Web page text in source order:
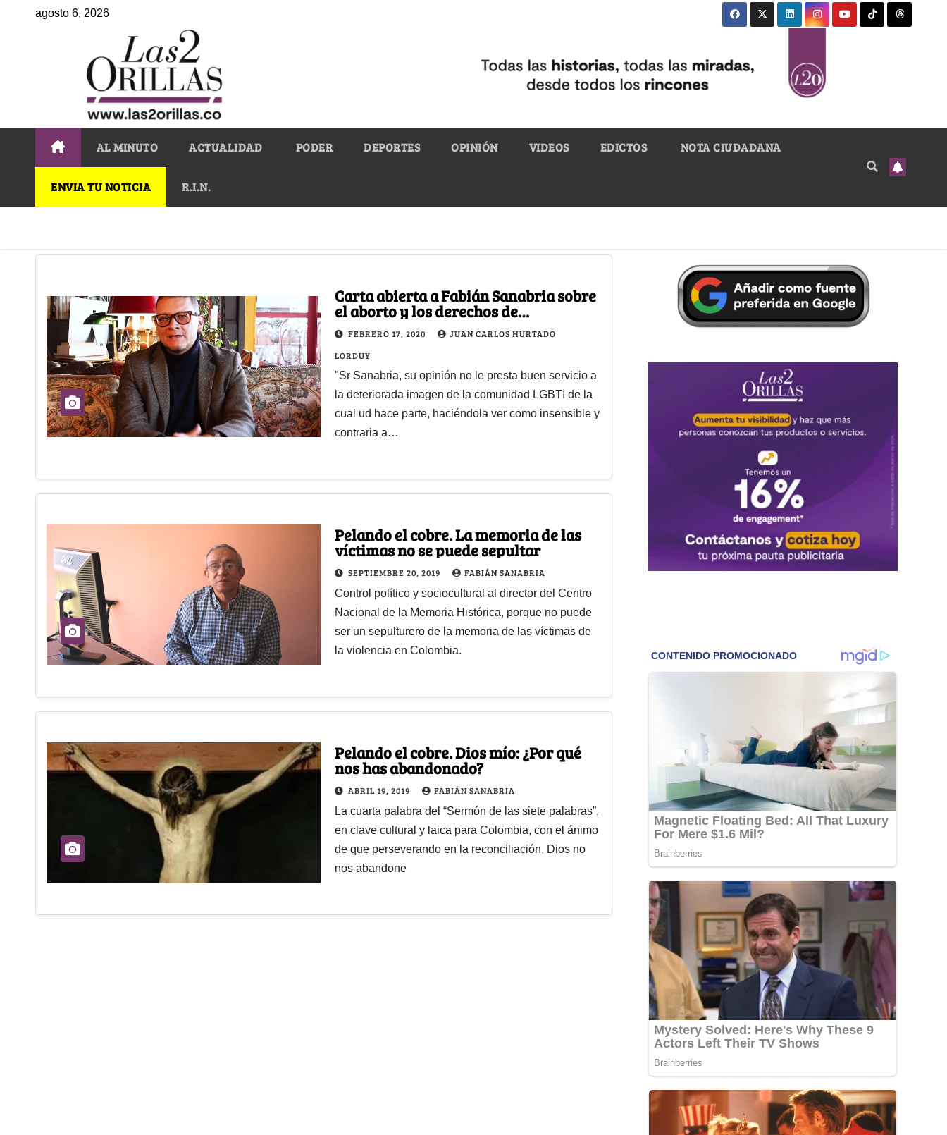
agosto 6, 2026
AL MINUTO ACTUALIDAD PODER DEPORTES OPINIÓN VIDEOS EDICTOS NOTA CIUDADANA
ENVIA TU NOTICIA R.I.N.
Carta abierta a Fabián Sanabria sobre
el aborto y los derechos de
maternidad
FEBRERO 17, 2020
JUAN CARLOS HURTADO
LORDUY
"Sr Sanabria, su opinión no le presta buen servicio a
la deteriorada imagen de la comunidad LGBTI de la
cual ud hace parte, haciéndola ver como insensible y
contraria a…
Pelando el cobre. La memoria de las
víctimas no se puede sepultar
SEPTIEMBRE 20, 2019 FABIÁN SANABRIA
Control político y sociocultural al director del Centro
Nacional de la Memoria Histórica, porque no puede
ser un sepulturero de la memoria de las víctimas de
la violencia en Colombia.
Pelando el cobre. Dios mío: ¿Por qué
nos has abandonado?
ABRIL 19, 2019 FABIÁN SANABRIA
La cuarta palabra del “Sermón de las siete palabras”,
en clave cultural y laica para Colombia, con el ánimo
de que perseverando en la reconciliación, Dios no
nos abandone